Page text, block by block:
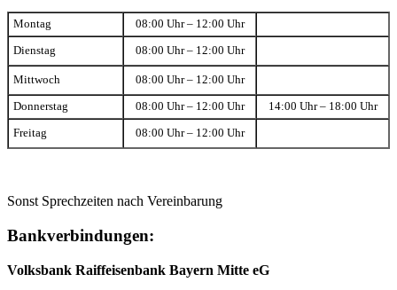
Montag 08:00 Uhr – 12:00 Uhr
Dienstag 08:00 Uhr – 12:00 Uhr
Mittwoch 08:00 Uhr – 12:00 Uhr
Donnerstag 08:00 Uhr – 12:00 Uhr 14:00 Uhr – 18:00 Uhr
Freitag 08:00 Uhr – 12:00 Uhr
Sonst Sprechzeiten nach Vereinbarung
Bankverbindungen:
Volksbank Raiffeisenbank Bayern Mitte eG